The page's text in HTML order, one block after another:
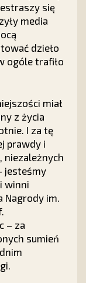
się
media
dzieło
ogóle trafiło
miał
z życia
I za tę
prawdy i
niezależnych
jesteśmy
winni
Nagrody im.
– za
sumień